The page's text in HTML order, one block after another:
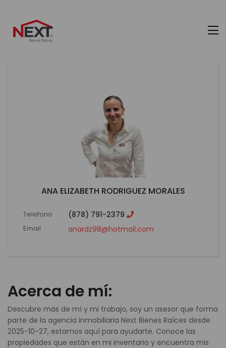
ANA ELIZABETH RODRIGUEZ MORALES
Telefono (878) 791-2379
Email anardz98@hotmail.com
Acerca de mí:
Descubre más de mí y mi trabajo, soy un asesor que forma
parte de la agencia inmobiliaria Next Bienes Raíces desde
2025-10-27, estamos aquí para ayudarte. Conoce las
propiedades que están en mi inventario y encuentra mis